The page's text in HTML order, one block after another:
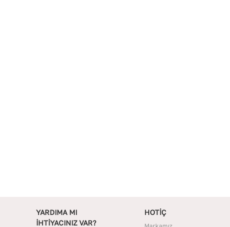
YARDIMA MI
İHTİYACINIZ VAR?
HOTİÇ